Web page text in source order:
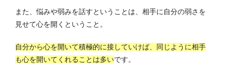
また、悩みや弱みを話すということは、相手に自分の弱さを
見せて心を開くということ。
自分から心を開いて積極的に接していけば、同じように相手
も心を開いてくれることは多いです。